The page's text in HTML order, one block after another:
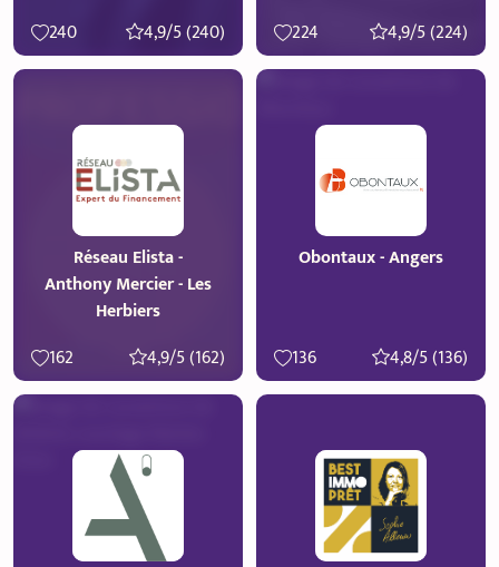
240 4,9/5 (240) 224 4,9/5 (224)
Réseau Elista -
Anthony Mercier - Les
Herbiers
162
4,9/5 (162)
Obontaux - Angers
136 4,8/5 (136)